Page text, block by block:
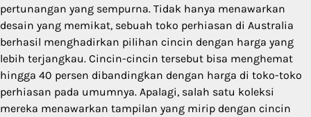
pertunangan yang sempurna. Tidak hanya menawarkan
desain yang memikat, sebuah toko perhiasan di Australia
berhasil menghadirkan pilihan cincin dengan harga yang
lebih terjangkau. Cincin-cincin tersebut bisa menghemat
hingga 40 persen dibandingkan dengan harga di toko-toko
perhiasan pada umumnya. Apalagi, salah satu koleksi
mereka menawarkan tampilan yang mirip dengan cincin